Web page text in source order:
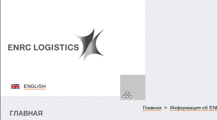
ENGLISH
ГЛАВНАЯ
Главная > Информация об